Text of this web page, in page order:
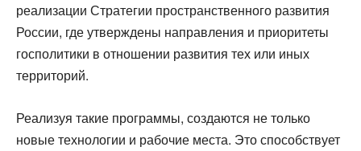
реализации Стратегии пространственного развития
России, где утверждены направления и приоритеты
госполитики в отношении развития тех или иных
территорий.
Реализуя такие программы, создаются не только
новые технологии и рабочие места. Это способствует